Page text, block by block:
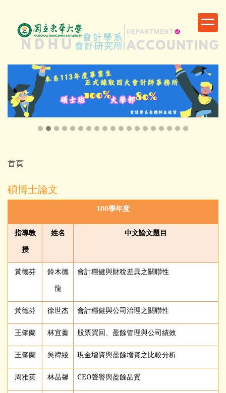
區
首頁
碩博士論文
100學年度
指導教
授
姓名 中文論文題目
黃德芬
鈴木德
龍
會計穩健與財稅差異之關聯性
黃德芬 徐世杰 會計穩健與公司治理之關聯性
王肇蘭 林宜蓁 股票買回、盈餘管理與公司績效
王肇蘭 吳禕綾 現金增資與盈餘增資之比較分析
周雅英 林品馨 CEO聲譽與盈餘品質